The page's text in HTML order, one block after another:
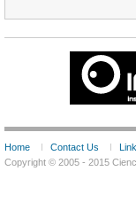
Home Contact Us
Copyright © 2005 - 2015